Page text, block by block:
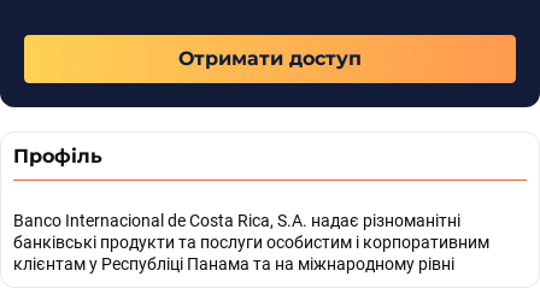
Отримати доступ
Профіль
Banco Internacional de Costa Rica, S.A. надає різноманітні
банківські продукти та послуги особистим і корпоративним
клієнтам у Республіці Панама та на міжнародному рівні